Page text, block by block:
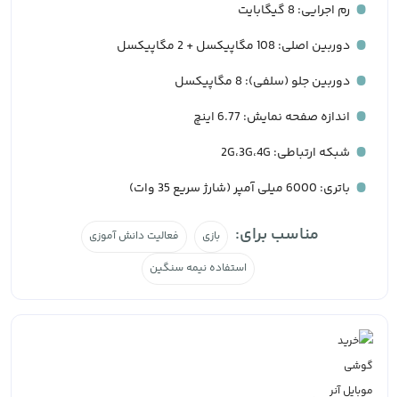
رم اجرایی: 8 گیگابایت
دوربین اصلی: 108 مگاپیکسل + 2 مگاپیکسل
دوربین جلو (سلفی): 8 مگاپیکسل
اندازه صفحه نمایش: 6.77 اینچ
شبکه ارتباطی: 2G،3G،4G
باتری: 6000 میلی آمپر (شارژ سریع 35 وات)
مناسب برای: بازی
فعالیت دانش آموزی
استفاده نیمه سنگین